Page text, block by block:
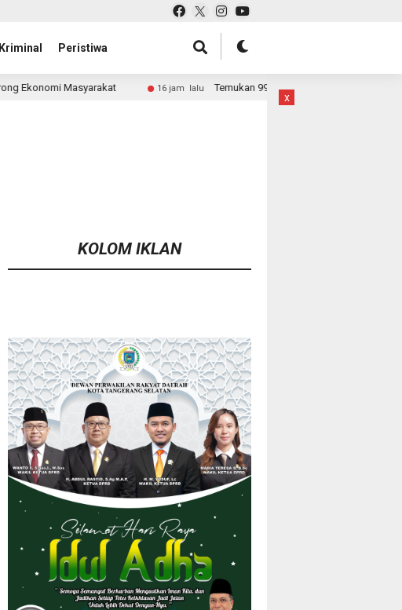
Kriminal Peristiwa
16 jam lalu Temukan 996 Benda Menyerupai Senjata di Jaksel, Polda Metro
KOLOM IKLAN
x